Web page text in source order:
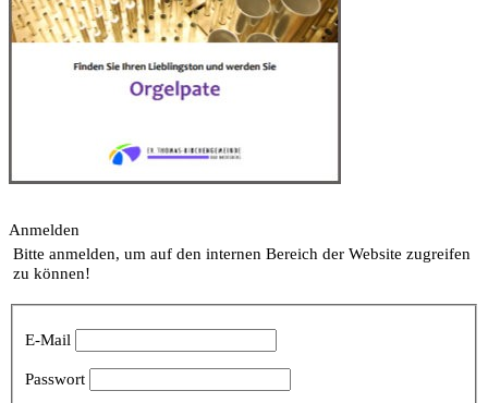
Anmelden
Bitte anmelden, um auf den internen Bereich der Website zugreifen
zu können!
E-Mail
Passwort